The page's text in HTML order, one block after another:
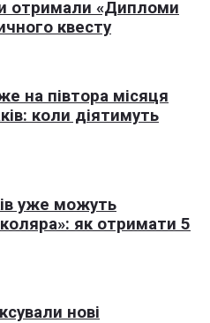
отримали «Дипломи
квесту
на півтора місяця
коли діятимуть
уже можуть
як отримати 5
нові